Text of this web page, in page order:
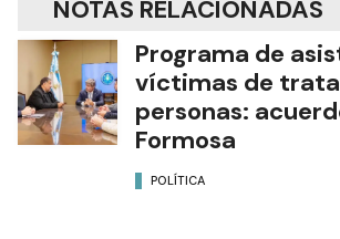
NOTAS RELACIONADAS
Programa de
víctimas de
personas:
Formosa
POLÍTICA